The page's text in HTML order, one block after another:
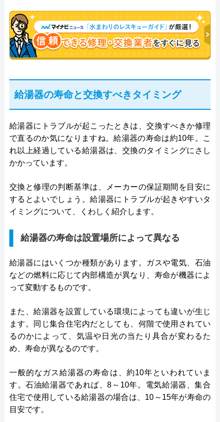
給湯器の寿命と交換すべきタイミング
給湯器にトラブルが起こったときは、交換すべきか修理
で直るのか気になりますね。給湯器の寿命は約10年。こ
れ以上経過している給湯器は、交換のタイミングにさし
かかっています。
交換と修理の判断基準は、メーカーの保証期間を目安に
するとよいでしょう。給湯器にトラブルが起きやすいタ
イミングについて、くわしく紹介します。
給湯器の寿命は設置場所によって異なる
給湯器にはいくつか種類があります。ガスや電気、石油
などの燃料に応じて内部構造が異なり、寿命が機器によ
って変動するものです。
また、給湯器を設置している環境によっても違いが生じ
ます。同じ集合住宅内だとしても、何階で使用されてい
るのかによって、気温や日光の当たり具合が変わるた
め、寿命が異なるのです。
一般的なガス給湯器の寿命は、約10年といわれていま
す。石油給湯器であれば、8～10年。電気給湯器、集合
住宅で使用している給湯器の場合は、10～15年が寿命の
目安です。